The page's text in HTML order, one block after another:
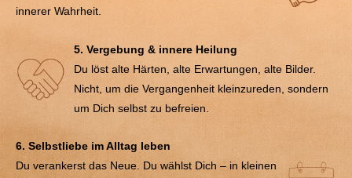
innerer Wahrheit.
5. Vergebung & innere Heilung
Du löst alte Härten, alte Erwartungen, alte Bilder.
Nicht, um die Vergangenheit kleinzureden, sondern
um Dich selbst zu befreien.
6. Selbstliebe im Alltag leben
Du verankerst das Neue. Du wählst Dich – in kleinen